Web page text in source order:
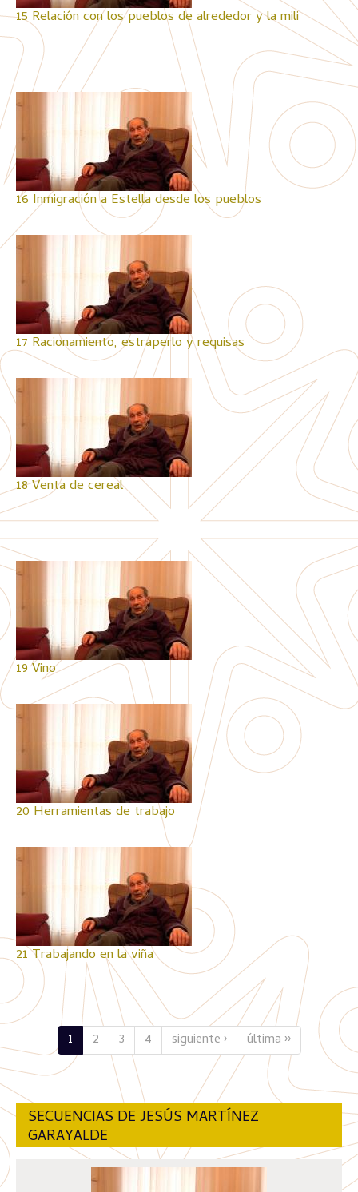
15 Relación con los pueblos de alrededor y la mili
16 Inmigración a Estella desde los pueblos
17 Racionamiento, estraperlo y requisas
18 Venta de cereal
19 Vino
20 Herramientas de trabajo
21 Trabajando en la viña
1 2 3 4 siguiente › última ››
SECUENCIAS DE JESÚS MARTÍNEZ
GARAYALDE